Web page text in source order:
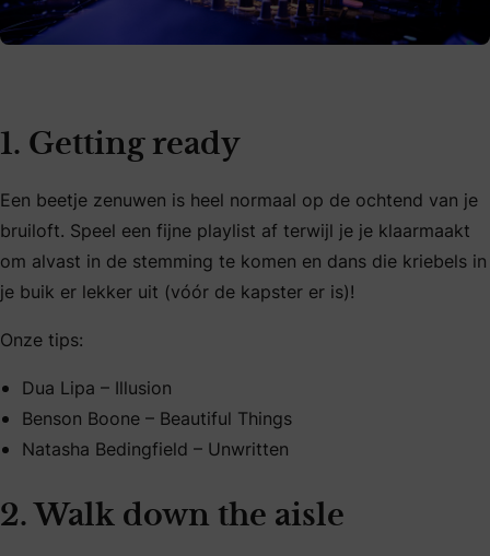
1. Getting ready
Een beetje zenuwen is heel normaal op de ochtend van je
bruiloft. Speel een fijne playlist af terwijl je je klaarmaakt
om alvast in de stemming te komen en dans die kriebels in
je buik er lekker uit (vóór de kapster er is)!
Onze tips:
Dua Lipa – Illusion
Benson Boone – Beautiful Things
Natasha Bedingfield – Unwritten
2. Walk down the aisle